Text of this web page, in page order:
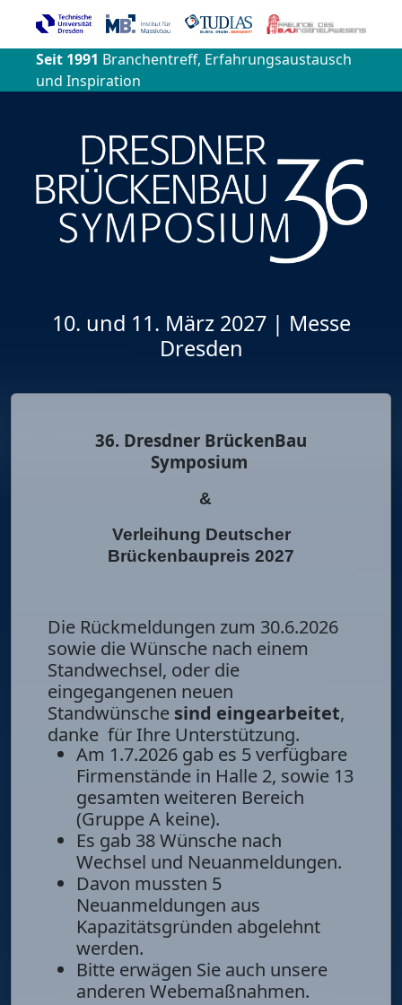
Seit 1991 Branchentreff, Erfahrungsaustausch
und Inspiration
10. und 11. März 2027 | Messe
Dresden
36. Dresdner BrückenBau
Symposium
&
Verleihung Deutscher
Brückenbaupreis 2027
Die Rückmeldungen zum 30.6.2026
sowie die Wünsche nach einem
Standwechsel, oder die
eingegangenen neuen
Standwünsche sind eingearbeitet,
danke für Ihre Unterstützung.
Am 1.7.2026 gab es 5 verfügbare
Firmenstände in Halle 2, sowie 13
gesamten weiteren Bereich
(Gruppe A keine).
Es gab 38 Wünsche nach
Wechsel und Neuanmeldungen.
Davon mussten 5
Neuanmeldungen aus
Kapazitätsgründen abgelehnt
werden.
Bitte erwägen Sie auch unsere
anderen Webemaßnahmen.